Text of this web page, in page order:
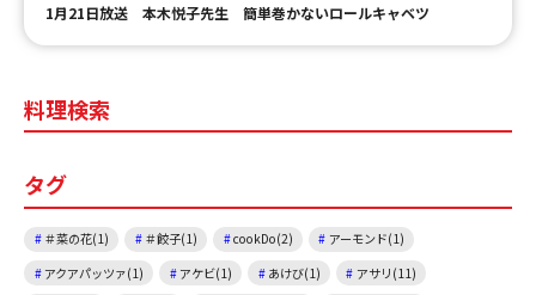
1月21日放送 本木悦子先生 簡単巻かないロールキャベツ
料理検索
タグ
＃菜の花(1) ＃餃子(1) cookDo(2)
アーモンド(1)
アクアパッツァ(1)
アケビ(1) あけび(1)
アサリ(11)